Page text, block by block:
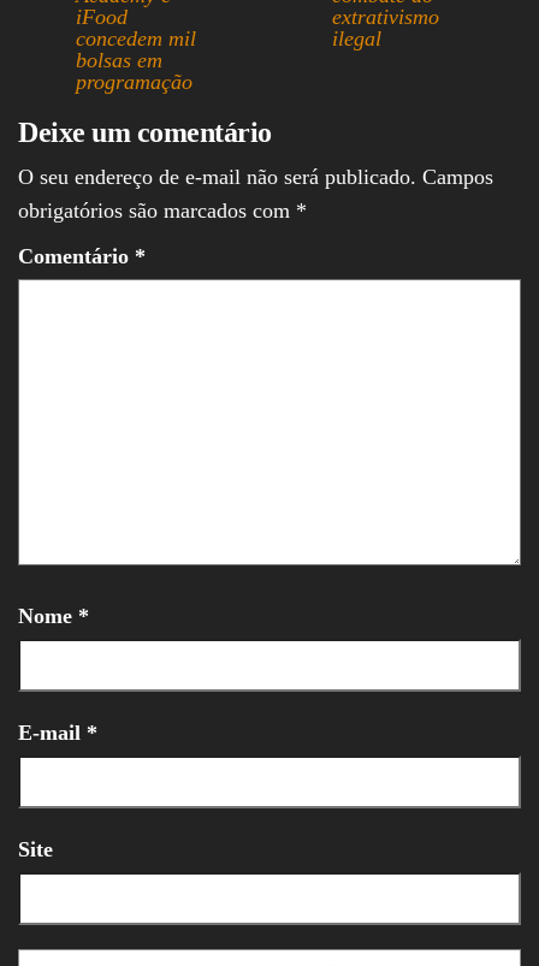
n
iFood
concedem mil
bolsas em
programação
extrativismo
ilegal
Deixe um comentário
O seu endereço de e-mail não será publicado. Campos
obrigatórios são marcados com *
Comentário *
Nome *
E-mail *
Site